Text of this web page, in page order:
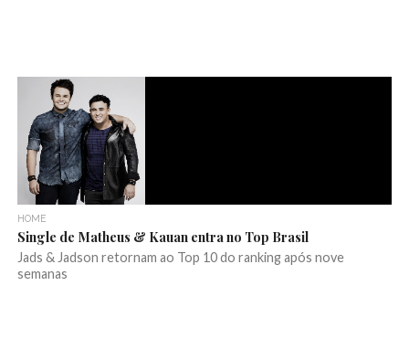
HOME
Single de Matheus & Kauan entra no Top Brasil
Jads & Jadson retornam ao Top 10 do ranking após nove
semanas